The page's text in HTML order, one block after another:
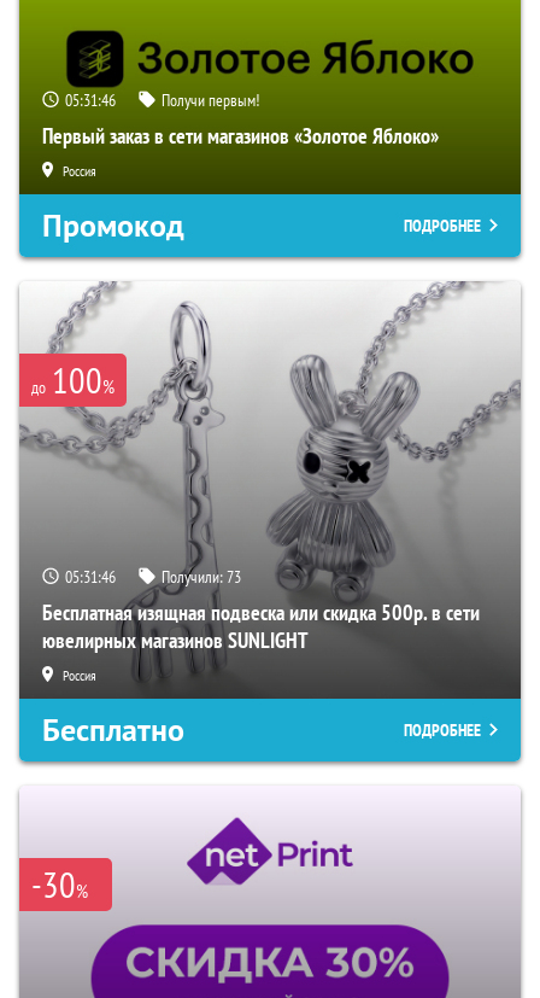
05:31:46 Получи первым!
Первый заказ в сети магазинов «Золотое Яблоко»
Россия
Промокод ПОДРОБНЕЕ
до 100%
05:31:46 Получили:73
Бесплатная изящная подвеска или скидка 500р. в сети
ювелирных магазинов SUNLIGHT
Россия
Бесплатно ПОДРОБНЕЕ
-30%